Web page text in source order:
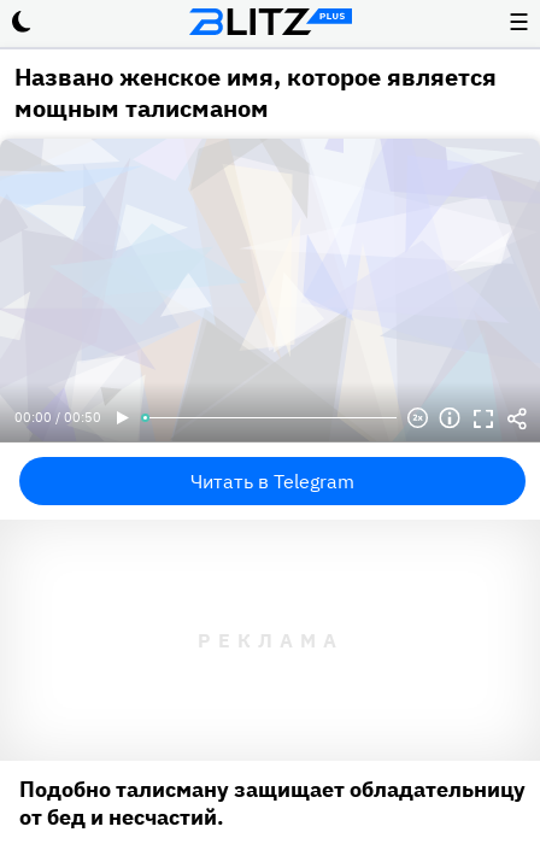
☰
Названо женское имя, которое является
мощным талисманом
00:00 / 00:50
Читать в Telegram
Подобно талисману защищает обладательницу
от бед и несчастий.